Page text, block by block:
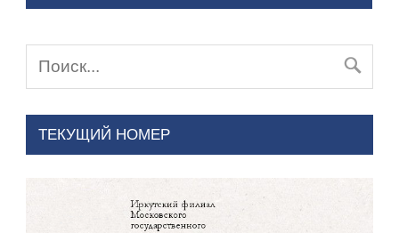
ТЕКУЩИЙ НОМЕР